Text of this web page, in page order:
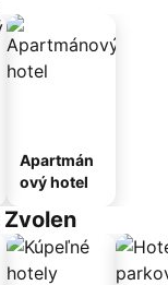
Apartmán
ový hotel